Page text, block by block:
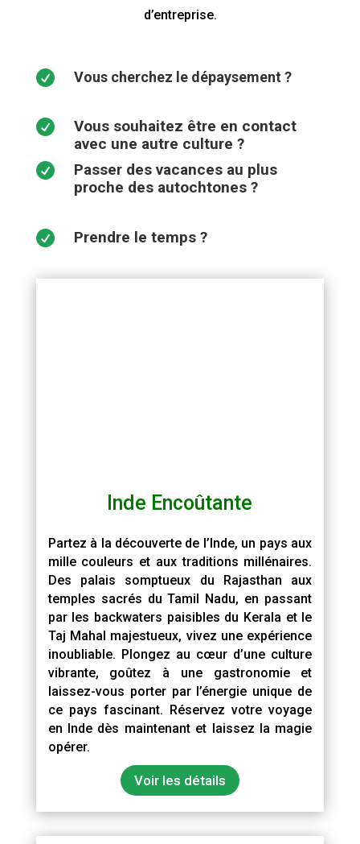
d’entreprise.
 Vous cherchez le dépaysement ?

Vous souhaitez être en contact
avec une autre culture ?

Passer des vacances au plus
proche des autochtones ?
 Prendre le temps ?
Inde Encoûtante
Partez à la découverte de l’Inde, un pays aux
mille couleurs et aux traditions millénaires.
Des palais somptueux du Rajasthan aux
temples sacrés du Tamil Nadu, en passant
par les backwaters paisibles du Kerala et le
Taj Mahal majestueux, vivez une expérience
inoubliable. Plongez au cœur d’une culture
vibrante, goûtez à une gastronomie et
laissez-vous porter par l’énergie unique de
ce pays fascinant. Réservez votre voyage
en Inde dès maintenant et laissez la magie
opérer.
Voir les détails